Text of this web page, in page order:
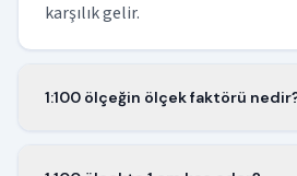
karşılık gelir.
1:100 ölçeğin ölçek faktörü